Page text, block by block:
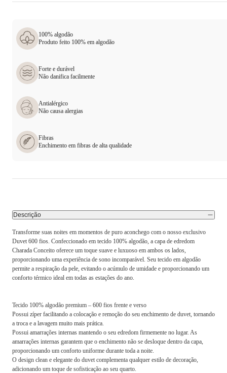
100% algodão
Produto feito 100% em algodão
Forte e durável
Não danifica facilmente
Antialérgico
Não causa alergias
Fibras
Enchimento em fibras de alta qualidade
Descrição
Transforme suas noites em momentos de puro aconchego com o nosso exclusivo
Duvet 600 fios. Confeccionado em tecido 100% algodão, a capa de edredom
Charada Conceito oferece um toque suave e luxuoso em ambos os lados,
proporcionando uma experiência de sono incomparável. Seu tecido em algodão
permite a respiração da pele, evitando o acúmulo de umidade e proporcionando um
conforto térmico ideal em todas as estações do ano.
Tecido 100% algodão premium – 600 fios frente e verso
Possui zíper facilitando a colocação e remoção do seu enchimento de duvet, tornando
a troca e a lavagem muito mais prática.
Possui amarrações internas mantendo o seu edredom firmemente no lugar. As
amarrações internas garantem que o enchimento não se desloque dentro da capa,
proporcionando um conforto uniforme durante toda a noite.
O design clean e elegante do duvet complementa qualquer estilo de decoração,
adicionando um toque de sofisticação ao seu quarto.